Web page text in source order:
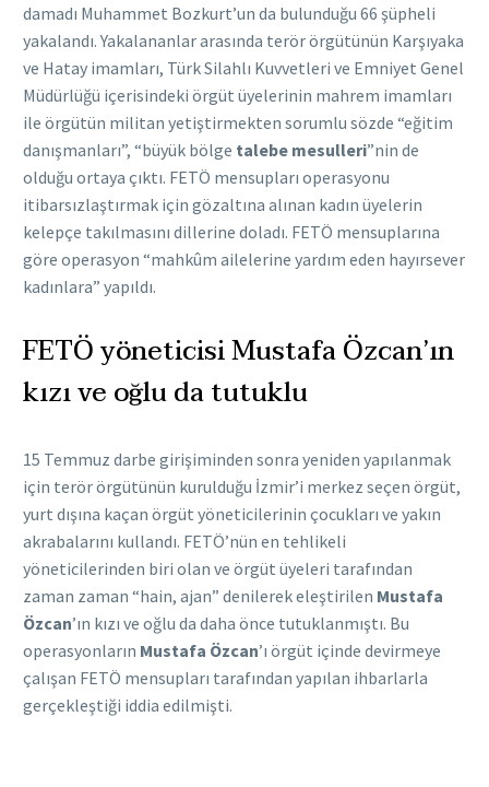
damadı Muhammet Bozkurt’un da bulunduğu 66 şüpheli
yakalandı. Yakalananlar arasında terör örgütünün Karşıyaka
ve Hatay imamları, Türk Silahlı Kuvvetleri ve Emniyet Genel
Müdürlüğü içerisindeki örgüt üyelerinin mahrem imamları
ile örgütün militan yetiştirmekten sorumlu sözde “eğitim
danışmanları”, “büyük bölge talebe mesulleri”nin de
olduğu ortaya çıktı. FETÖ mensupları operasyonu
itibarsızlaştırmak için gözaltına alınan kadın üyelerin
kelepçe takılmasını dillerine doladı. FETÖ mensuplarına
göre operasyon “mahkûm ailelerine yardım eden hayırsever
kadınlara” yapıldı.
FETÖ yöneticisi Mustafa Özcan’ın
kızı ve oğlu da tutuklu
15 Temmuz darbe girişiminden sonra yeniden yapılanmak
için terör örgütünün kurulduğu İzmir’i merkez seçen örgüt,
yurt dışına kaçan örgüt yöneticilerinin çocukları ve yakın
akrabalarını kullandı. FETÖ’nün en tehlikeli
yöneticilerinden biri olan ve örgüt üyeleri tarafından
zaman zaman “hain, ajan” denilerek eleştirilen Mustafa
Özcan’ın kızı ve oğlu da daha önce tutuklanmıştı. Bu
operasyonların Mustafa Özcan’ı örgüt içinde devirmeye
çalışan FETÖ mensupları tarafından yapılan ihbarlarla
gerçekleştiği iddia edilmişti.